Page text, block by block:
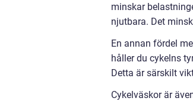
minskar
njutbara. Det
En annan fördel
håller du cykelns
Detta är särskilt
Cykelväskor är